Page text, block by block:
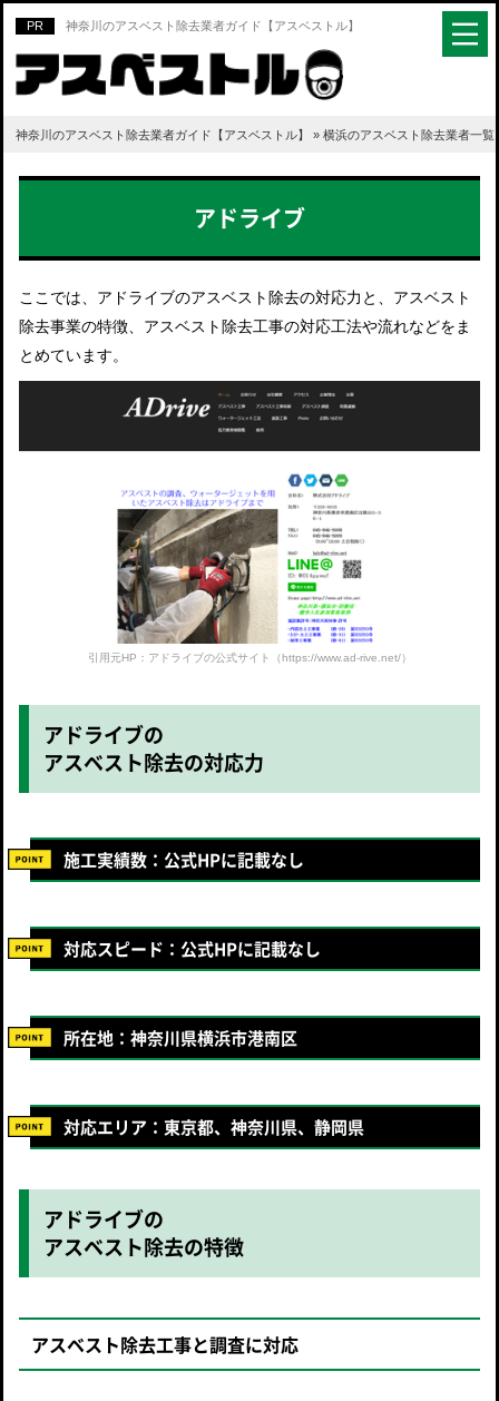
神奈川のアスベスト除去業者ガイド【アスベストル】
神奈川のアスベスト除去業者ガイド【アスベストル】 » 横浜のアスベスト除去業者一覧
アドライブ
ここでは、アドライブのアスベスト除去の対応力と、アスベスト
除去事業の特徴、アスベスト除去工事の対応工法や流れなどをま
とめています。
引用元HP：アドライブの公式サイト（https://www.ad-rive.net/）
アドライブの
アスベスト除去の対応力
施工実績数：公式HPに記載なし
対応スピード：公式HPに記載なし
所在地：神奈川県横浜市港南区
対応エリア：東京都、神奈川県、静岡県
アドライブの
アスベスト除去の特徴
アスベスト除去工事と調査に対応